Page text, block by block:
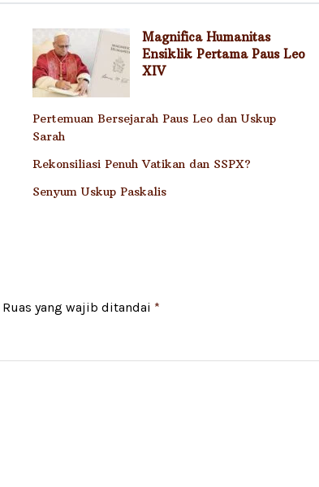
Magnifica Humanitas
Ensiklik Pertama Paus Leo
XIV
Pertemuan Bersejarah Paus Leo dan Uskup
Sarah
Rekonsiliasi Penuh Vatikan dan SSPX?
Senyum Uskup Paskalis
Ruas yang wajib ditandai *